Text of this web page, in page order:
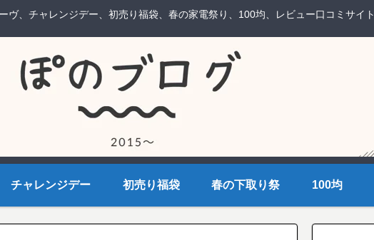
ヴ、チャレンジデー、初売り福袋、春の家電祭り、100均、レビュー口コミサイト
チャレンジデー 初売り福袋 春の下取り祭 100均